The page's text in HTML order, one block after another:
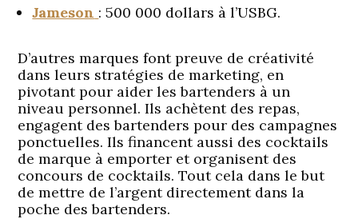
Jameson : 500 000 dollars à l’USBG.
D’autres marques font preuve de créativité
dans leurs stratégies de marketing, en
pivotant pour aider les bartenders à un
niveau personnel. Ils achètent des repas,
engagent des bartenders pour des campagnes
ponctuelles. Ils financent aussi des cocktails
de marque à emporter et organisent des
concours de cocktails. Tout cela dans le but
de mettre de l’argent directement dans la
poche des bartenders.